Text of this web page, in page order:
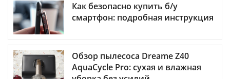
Как безопасно купить б/у
смартфон: подробная инструкция
Обзор пылесоса Dreame Z40
AquaCycle Pro: сухая и влажная